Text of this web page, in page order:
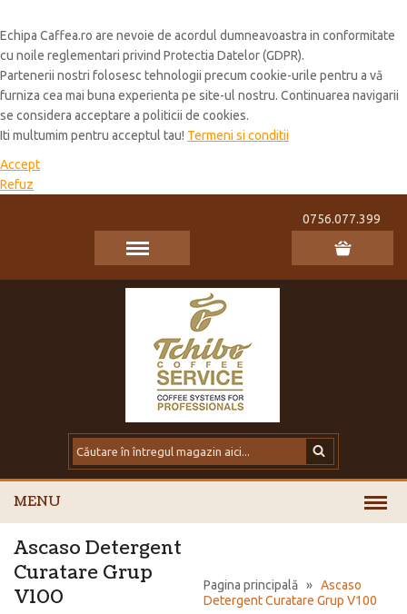
Echipa Caffea.ro are nevoie de acordul dumneavoastra in conformitate
cu noile reglementari privind Protectia Datelor (GDPR).
Partenerii nostri folosesc tehnologii precum cookie-urile pentru a vă
furniza cea mai buna experienta pe site-ul nostru. Continuarea navigarii
se considera acceptare a politicii de cookies.
Iti multumim pentru acceptul tau! Termeni si conditii
Accept
Refuz
0756.077.399
MENU
Pagina principală » Ascaso
Detergent Curatare Grup V100
Ascaso Detergent
Curatare Grup
V100